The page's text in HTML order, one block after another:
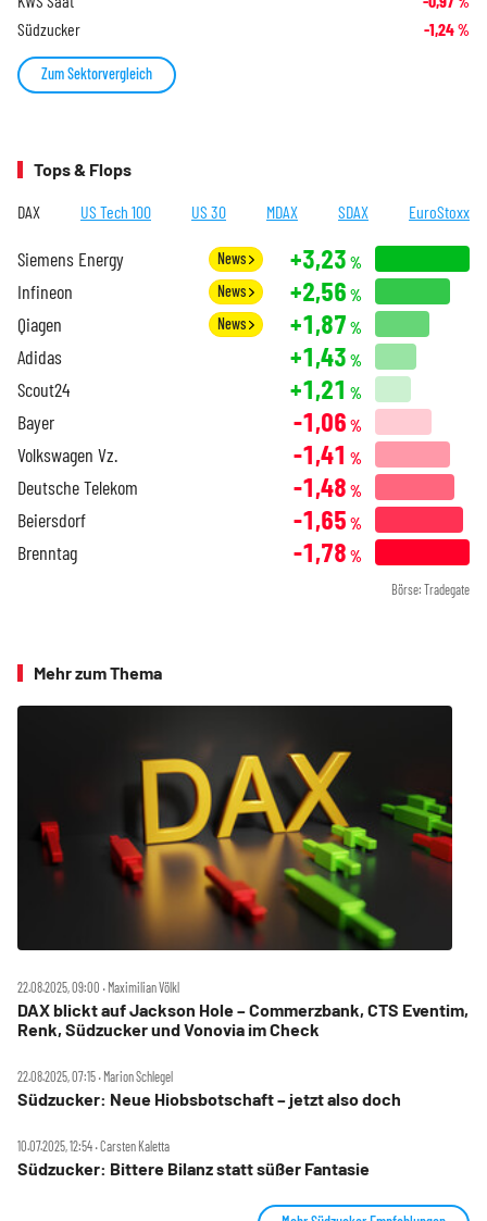
Südzucker -1,24%
Zum Sektorvergleich
Tops & Flops
DAX US Tech 100 US 30 MDAX SDAX EuroStoxx
Siemens Energy News +3,23 %
Infineon News +2,56 %
Qiagen News +1,87 %
Adidas +1,43 %
Scout24 +1,21 %
Bayer -1,06 %
Volkswagen Vz. -1,41 %
Deutsche Telekom -1,48 %
Beiersdorf -1,65 %
Brenntag -1,78 %
Börse: Tradegate
Mehr zum Thema
22.08.2025, 09:00 ‧ Maximilian Völkl
DAX blickt auf Jackson Hole – Commerzbank, CTS Eventim,
Renk, Südzucker und Vonovia im Check
22.08.2025, 07:15 ‧ Marion Schlegel
Südzucker: Neue Hiobsbotschaft – jetzt also doch
10.07.2025, 12:54 ‧ Carsten Kaletta
Südzucker: Bittere Bilanz statt süßer Fantasie